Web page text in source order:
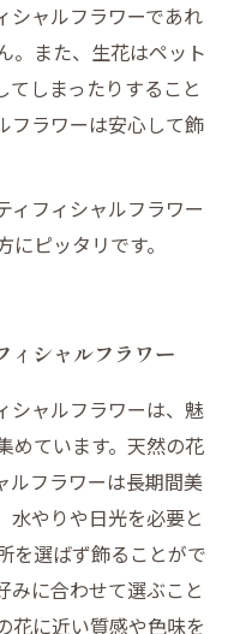
シャルフラワーであれ
。また、生花はペット
てしまったりすること
フラワーは安心して飾
ィフィシャルフラワー
ピッタリです。
ィシャルフラワー
シャルフラワーは、魅
めています。天然の花
ルフラワーは長期間美
水やりや日光を必要と
を選ばず飾ることがで
みに合わせて選ぶこと
花に近い質感や色味を